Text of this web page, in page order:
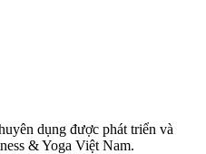
dụng được phát triển và
& Yoga Việt Nam.